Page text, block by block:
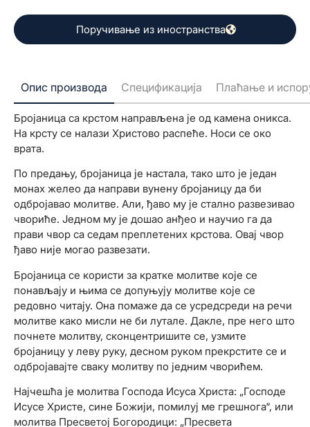
Поручивање из иностранства
Опис производа Спецификација Плаћање и
Бројаница са крстом направљена је од камена оникса.
На крсту се налази Христово распеће. Носи се око
врата.
По предању, бројаница је настала, тако што је један
монах желео да направи вунену бројаницу да би
одбројавао молитве. Али, ђаво му је стално развезивао
чвориће. Једном му је дошао анђео и научио га да
прави чвор са седам преплетених крстова. Овај чвор
ђаво није могао развезати.
Бројаница се користи за кратке молитве које се
понављају и њима се допуњују молитве које се
редовно читају. Она помаже да се усредсреди на речи
молитве како мисли не би лутале. Дакле, пре него што
почнете молитву, сконцентришите се, узмите
бројаницу у леву руку, десном руком прекрстите се и
одбројавајте сваку молитву по једним чворићем.
Најчешћа је молитва Господа Исуса Христа: „Господе
Исусе Христе, сине Божији, помилуј ме грешнога“, или
молитва Пресветој Богородици: „Пресвета